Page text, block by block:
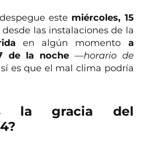
este miércoles, 15
desde las instalaciones de la
en algún momento a
de la noche —horario de
es que el mal clima podría
la gracia del